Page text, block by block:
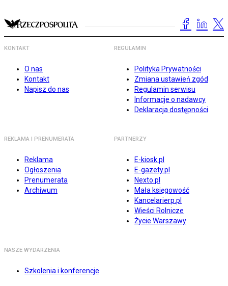
KONTAKT
O nas
Kontakt
Napisz do nas
REGULAMIN
Polityka Prywatności
Zmiana ustawień zgód
Regulamin serwisu
Informacje o nadawcy
Deklaracja dostępności
REKLAMA I PRENUMERATA
Reklama
Ogłoszenia
Prenumerata
Archiwum
PARTNERZY
E-kiosk.pl
E-gazety.pl
Nexto.pl
Mała księgowość
Kancelarierp.pl
Wieści Rolnicze
Życie Warszawy
NASZE WYDARZENIA
Szkolenia i konferencje